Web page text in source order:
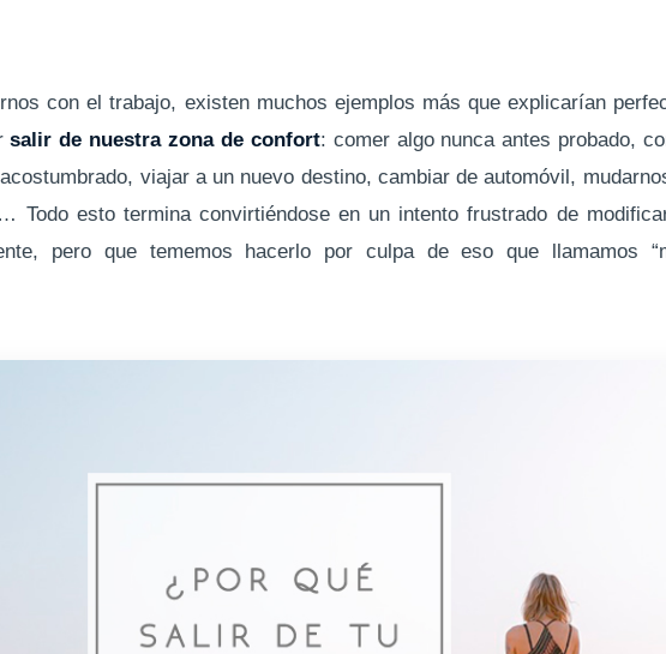
con el trabajo, existen muchos ejemplos más que explicarían
salir de nuestra zona de confort: comer algo nunca antes probado,
viajar a un nuevo destino, cambiar de automóvil,
Todo esto termina convirtiéndose en un intento frustrado de
pero que tememos hacerlo por culpa de eso que llamamos